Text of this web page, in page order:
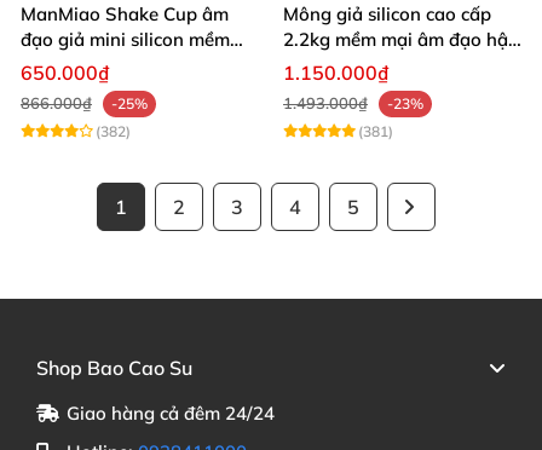
ManMiao Shake Cup âm
đạo giả mini silicon mềm
mại kích thích mạnh
650.000₫
866.000₫
-25%
(382)
Mông giả silicon cao cấp
2.2kg mềm mại âm đạo hậu
môn khít
1.150.000₫
1.493.000₫
-23%
(381)
1 2 3 4 5
Shop Bao Cao Su
Giao hàng cả đêm 24/24